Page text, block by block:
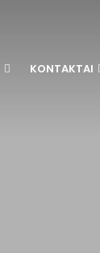
KONTAKTAI